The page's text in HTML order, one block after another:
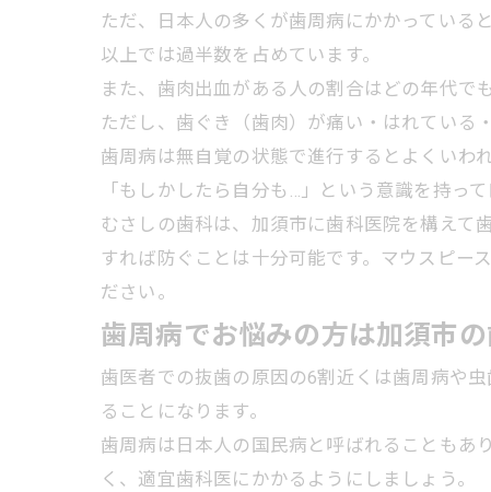
ただ、日本人の多くが歯周病にかかっている
以上では過半数を占めています。
また、歯肉出血がある人の割合はどの年代で
ただし、歯ぐき（歯肉）が痛い・はれている
歯周病は無自覚の状態で進行するとよくいわ
「もしかしたら自分も…」という意識を持っ
むさしの歯科は、加須市に歯科医院を構えて
すれば防ぐことは十分可能です。マウスピー
ださい。
歯周病でお悩みの方は加須市
歯医者での抜歯の原因の6割近くは歯周病や
ることになります。
歯周病は日本人の国民病と呼ばれることもあ
く、適宜歯科医にかかるようにしましょう。